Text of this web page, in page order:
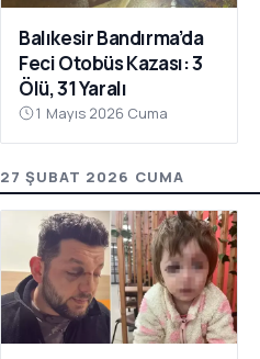
Balıkesir Bandırma’da
Feci Otobüs Kazası: 3
Ölü, 31 Yaralı
1 Mayıs 2026 Cuma
27 ŞUBAT 2026 CUMA